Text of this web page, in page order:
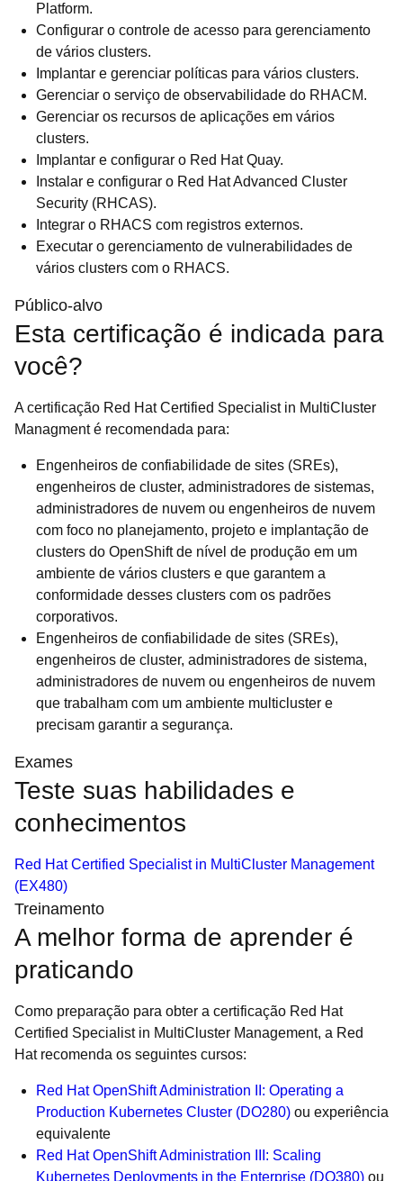
Platform.
Configurar o controle de acesso para gerenciamento
de vários clusters.
Implantar e gerenciar políticas para vários clusters.
Gerenciar o serviço de observabilidade do RHACM.
Gerenciar os recursos de aplicações em vários
clusters.
Implantar e configurar o Red Hat Quay.
Instalar e configurar o Red Hat Advanced Cluster
Security (RHCAS).
Integrar o RHACS com registros externos.
Executar o gerenciamento de vulnerabilidades de
vários clusters com o RHACS.
Público-alvo
Esta certificação é indicada para
você?
A certificação Red Hat Certified Specialist in MultiCluster
Managment é recomendada para:
Engenheiros de confiabilidade de sites (SREs),
engenheiros de cluster, administradores de sistemas,
administradores de nuvem ou engenheiros de nuvem
com foco no planejamento, projeto e implantação de
clusters do OpenShift de nível de produção em um
ambiente de vários clusters e que garantem a
conformidade desses clusters com os padrões
corporativos.
Engenheiros de confiabilidade de sites (SREs),
engenheiros de cluster, administradores de sistema,
administradores de nuvem ou engenheiros de nuvem
que trabalham com um ambiente multicluster e
precisam garantir a segurança.
Exames
Teste suas habilidades e
conhecimentos
Red Hat Certified Specialist in MultiCluster Management
(EX480)
Treinamento
A melhor forma de aprender é
praticando
Como preparação para obter a certificação Red Hat
Certified Specialist in MultiCluster Management, a Red
Hat recomenda os seguintes cursos:
Red Hat OpenShift Administration II: Operating a
Production Kubernetes Cluster (DO280) ou experiência
equivalente
Red Hat OpenShift Administration III: Scaling
Kubernetes Deployments in the Enterprise (DO380) ou